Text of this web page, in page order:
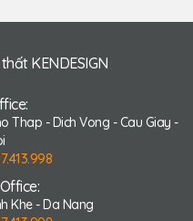
KENDESIGN
Thap - Dich Vong - Cau Giay -
Khe - Da Nang